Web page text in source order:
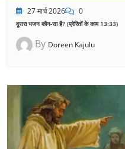
27 मार्च 2026 0
दूसरा भजन कौन-सा है? (प्रेरितों के काम 13:33)
By Doreen Kajulu